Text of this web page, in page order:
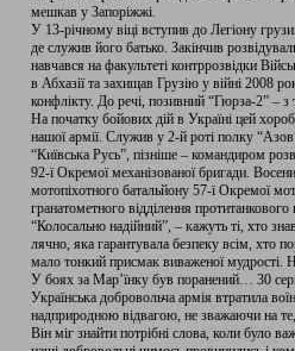
мешкав у Запоріжжі.
У 13-річному віці вступив до Легіону
де служив його батько. Закінчив
навчався на факультеті контррозвідки
в Абхазії та захищав Грузію у війні 2008
конфлікту. До речі, позивний “Гюрза-2” – з
На початку бойових дій в Україні цей
нашої армії. Служив у 2-й роті полку
“Київська Русь”, пізніше – командиром
92-ї Окремої механізованої бригади.
мотопіхотного батальйону 57-ї Окремої
гранатометного відділення
“Колосально надійний”, – кажуть ті, хто
лячно, яка гарантувала безпеку всім, хто
мало тонкий присмак виваженої мудрості.
У боях за Мар’їнку був поранений… 30
Українська добровольча армія втратила
надприродною відвагою, не зважаючи на
Він міг знайти потрібні слова, коли було